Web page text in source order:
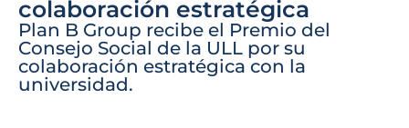
colaboración estratégica
Plan B Group recibe el Premio del
Consejo Social de la ULL por su
colaboración estratégica con la
universidad.